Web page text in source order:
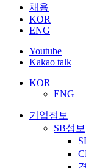
채용
KOR
ENG
Youtube
Kakao talk
KOR
ENG
기업정보
SB성보